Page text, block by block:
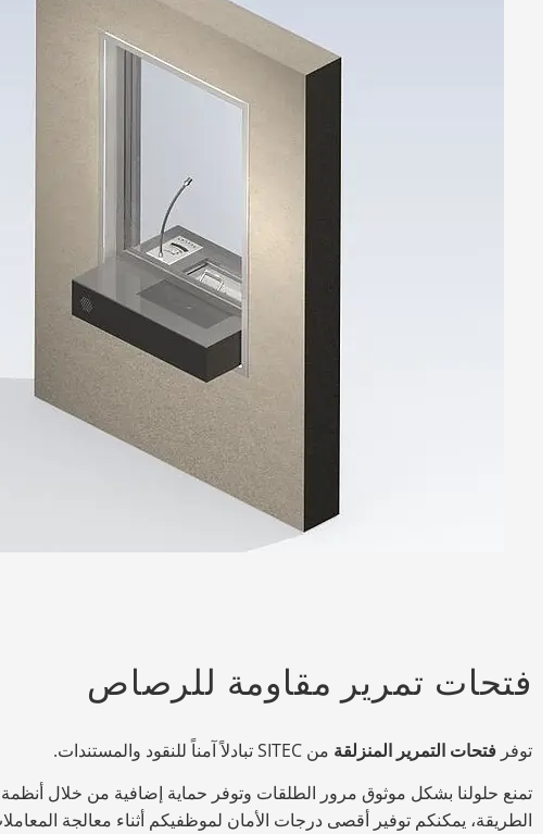
فتحات تمرير مقاومة للرصاص
توفر فتحات التمرير المنزلقة من SITEC تبادلاً آمناً للنقود والمستندات.
تمنع حلولنا بشكل موثوق مرور الطلقات وتوفر حماية إضافية من خلال أنظمة
الطريقة، يمكنكم توفير أقصى درجات الأمان لموظفيكم أثناء معالجة